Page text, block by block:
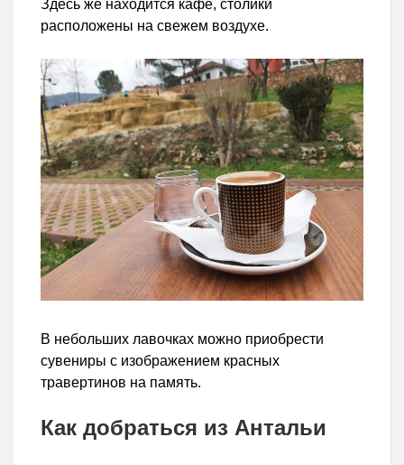
Здесь же находится кафе, столики
расположены на свежем воздухе.
В небольших лавочках можно приобрести
сувениры с изображением красных
травертинов на память.
Как добраться из Антальи